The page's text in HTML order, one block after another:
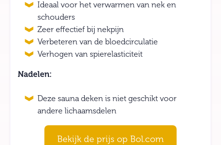
Ideaal voor het verwarmen van nek en
schouders
Zeer effectief bij nekpijn
Verbeteren van de bloedcirculatie
Verhogen van spierelasticiteit
Nadelen:
Deze sauna deken is niet geschikt voor
andere lichaamsdelen
Bekijk de prijs op Bol.com